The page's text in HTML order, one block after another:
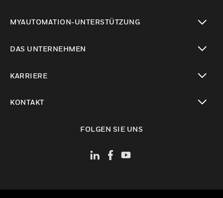
MYAUTOMATION-UNTERSTÜTZUNG
DAS UNTERNEHMEN
KARRIERE
KONTAKT
FOLGEN SIE UNS